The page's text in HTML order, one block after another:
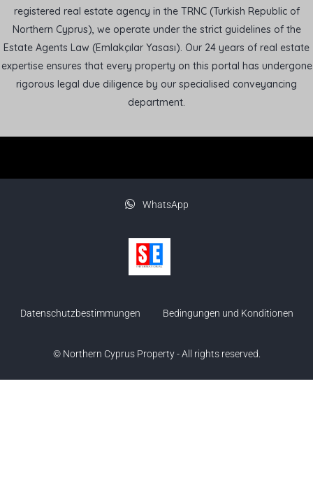
registered real estate agency in the TRNC (Turkish Republic of
Northern Cyprus), we operate under the strict guidelines of the
Estate Agents Law (Emlakçılar Yasası). Our 24 years of real estate
expertise ensures that every property on this portal has undergone
rigorous legal due diligence by our specialised conveyancing
department.
WhatsApp
Datenschutzbestimmungen Bedingungen und Konditionen
© Northern Cyprus Property - All rights reserved.